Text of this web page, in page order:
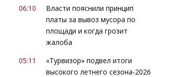
06:10
Власти пояснили принцип
платы за вывоз мусора по
площади и когда грозит
жалоба
05:11
«Турвизор» подвел итоги
высокого летнего сезона-2026